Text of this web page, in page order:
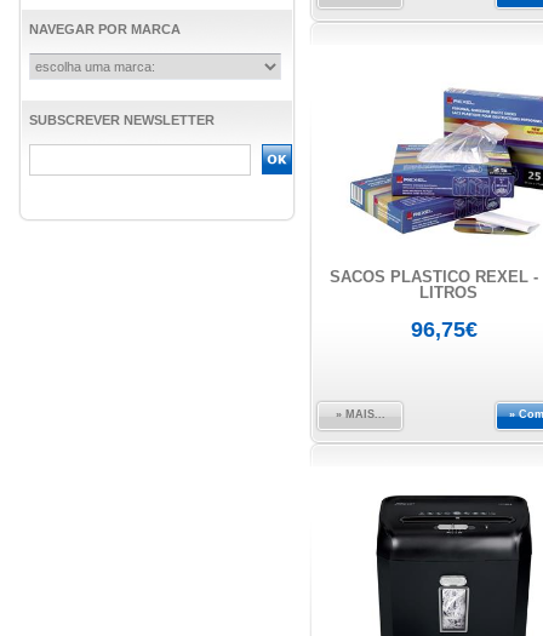
NAVEGAR POR MARCA
SUBSCREVER NEWSLETTER
SACOS PLÁSTICO REXEL -
LITROS
96,75€
»
» MAIS...